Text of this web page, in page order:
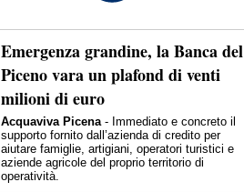
Emergenza grandine, la Banca del
Piceno vara un plafond di venti
milioni di euro
Acquaviva Picena- Immediato e concreto il
supporto fornito dall’azienda di credito per
aiutare famiglie, artigiani, operatori turistici e
aziende agricole del proprio territorio di
operatività.